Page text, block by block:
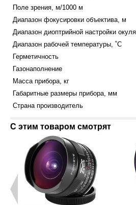
Поле зрения, м/1000 м
Диапазон фокусировки объектива, м
Диапазон диоптрийной настройки
Диапазон рабочей температуры, ˚С
Герметичность
Газонаполнение
Масса прибора, кг
Габаритные размеры прибора, мм
Страна производитель
С этим товаром смотрят